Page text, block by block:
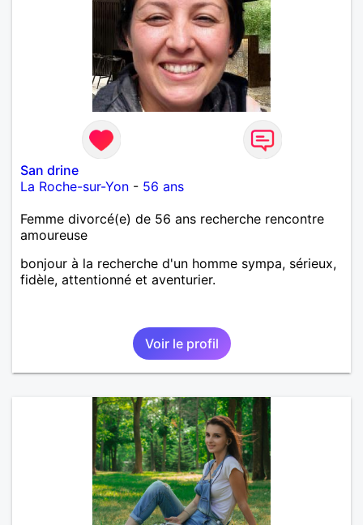
San drine
La Roche-sur-Yon - 56 ans
Femme divorcé(e) de 56 ans recherche rencontre
amoureuse
bonjour à la recherche d'un homme sympa, sérieux,
fidèle, attentionné et aventurier.
Voir le profil